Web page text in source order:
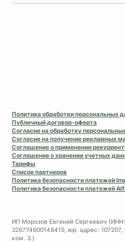
Политика обработки персональных
Публичный договор-оферта
Согласие на обработку
Согласие на получение рекламных
Соглашение о применении
Соглашение о хранении учетных
Тарифы
Список партнеров
Политика безопасности платежей
Политика безопасности платежей
ИП Морозов Евгений Сергеевич
326774600148415, юр. адрес:
ком. 3.)